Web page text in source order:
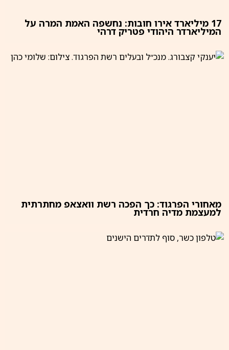
17 מיליארד אירו חובות: נחשפה האמת המרה על
המיליארדר היהודי פטריק דרהי
מאחורי הפרגוד: כך הפכה רשת וואצאפ מחתרתית
למעצמת מדיה חרדית